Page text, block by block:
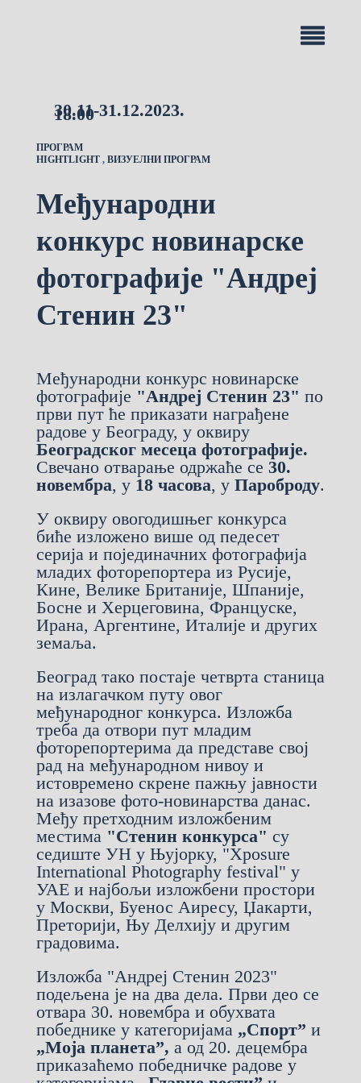
30.11-31.12.2023.
18.00
ПРОГРАМ
HIGHTLIGHT, ВИЗУЕЛНИ ПРОГРАМ
Међународни
конкурс новинарске
фотографије "Андреј
Стенин 23"
Међународни конкурс новинарске
фотографије "Андреј Стенин 23" по
први пут ће приказати награђене
радове у Београду, у оквиру
Београдског месеца фотографије.
Свечано отварање одржаће се 30.
новембра, у 18 часова, у Пароброду.
У оквиру овогодишњег конкурса
биће изложено више од педесет
серија и појединачних фотографија
младих фоторепортера из Русије,
Кине, Велике Британије, Шпаније,
Босне и Херцеговина, Француске,
Ирана, Аргентине, Италије и других
земаља.
Београд тако постаје четврта станица
на излагачком путу овог
међународног конкурса. Изложба
треба да отвори пут младим
фоторепортерима да представе свој
рад на међународном нивоу и
истовремено скрене пажњу јавности
на изазове фото-новинарства данас.
Међу претходним изложбеним
местима "Стенин конкурса" су
седиште УН у Њујорку, "Xposure
International Photography festival" у
УАЕ и најбољи изложбени простори
у Москви, Буенос Аиресу, Џакарти,
Преторији, Њу Делхију и другим
градовима.
Изложба "Андреј Стенин 2023"
подељена је на два дела. Први део се
отвара 30. новембра и обухвата
победнике у категоријама „Спорт” и
„Моја планета”, а од 20. децембра
приказаћемо победничке радове у